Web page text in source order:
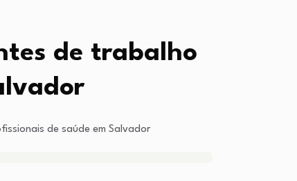
de trabalho
de saúde em Salvador